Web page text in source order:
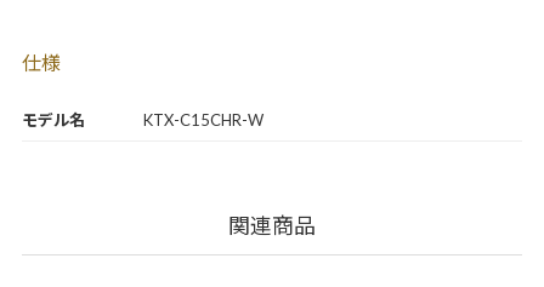
モデル名 KTX-C15CHR-W
仕様
関連商品